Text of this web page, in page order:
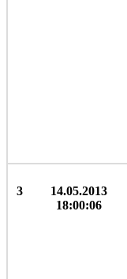
3
14.05.2013
18:00:06